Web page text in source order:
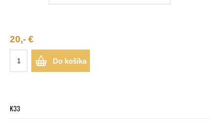
20,- €
Do košíka
K33